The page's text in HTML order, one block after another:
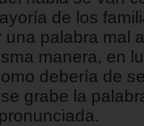
de los
palabra mal
manera, en
debería de
grabe la